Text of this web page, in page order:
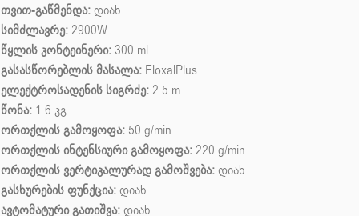
თვით-გაწმენდა: დიახ
სიმძლავრე:2900W
წყლის კონტეინერი: 300 ml
გასასწორებლის მასალა: EloxalPlus
ელექტროსადენის სიგრძე:2.5 m
წონა: 1.6 კგ
ორთქლის გამოყოფა: 50 g/min
ორთქლის ინტენსიური გამოყოფა:220 g/min
ორთქლის ვერტიკალურად გამოშვება: დიახ
გასხურების ფუნქცია: დიახ
ავტომატური გათიშვა: დიახ